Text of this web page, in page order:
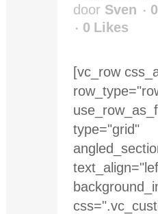
door Sven
0 Likes
[vc_row
type="grid"